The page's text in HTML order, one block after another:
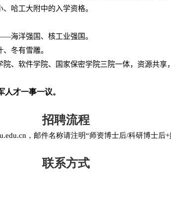
哈工大附中的入学资格。
海洋强国、核工业强国。
冬有雪雕。
、软件学院、国家保密学院三院一体，资源共享
才一事一议。
招聘流程
，邮件名称请注明“师资博士后/科研博士后+
联系方式